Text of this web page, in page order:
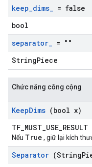
keep_dims_ = false
bool
separator_ = ""
StringPiece
Chức năng công cộng
KeepDims (bool x)
TF_MUST_USE_RESULT
Nếu True , giữ lại kích
Separator (String